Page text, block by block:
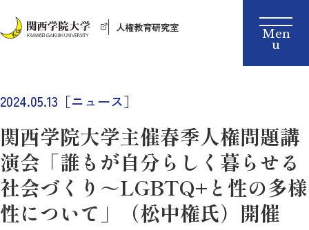
人権教育研究室
2024.05.13［ニュース］
関西学院大学主催春季人権問題講
演会「誰もが自分らしく暮らせる
社会づくり～LGBTQ+と性の多様
性について」（松中権氏）開催